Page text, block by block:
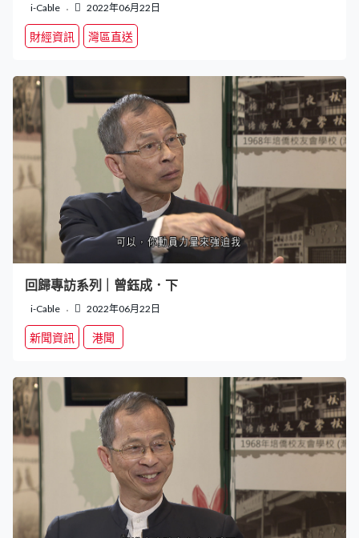
i-Cable 2022年06月22日
財經資訊 灣區直送
回歸專訪系列｜曾鈺成．下
i-Cable 2022年06月22日
新聞資訊 港聞